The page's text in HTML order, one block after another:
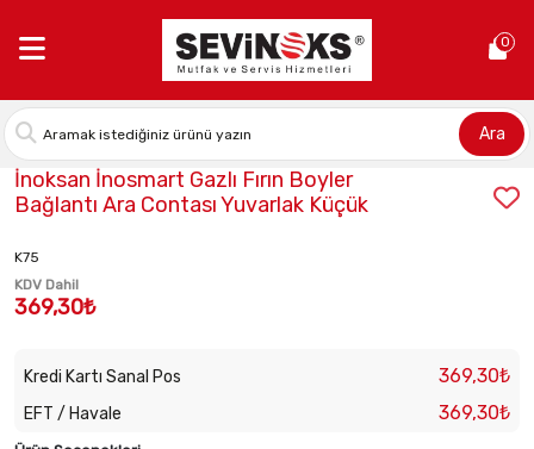
0
Ara
Stok Kodu:2022116203
İnoksan İnosmart Gazlı Fırın Boyler
Bağlantı Ara Contası Yuvarlak Küçük
K75
KDV Dahil
369,30₺
Kredi Kartı Sanal Pos 369,30₺
EFT / Havale 369,30₺